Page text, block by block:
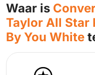
Waar is
Taylor All Star
By You White